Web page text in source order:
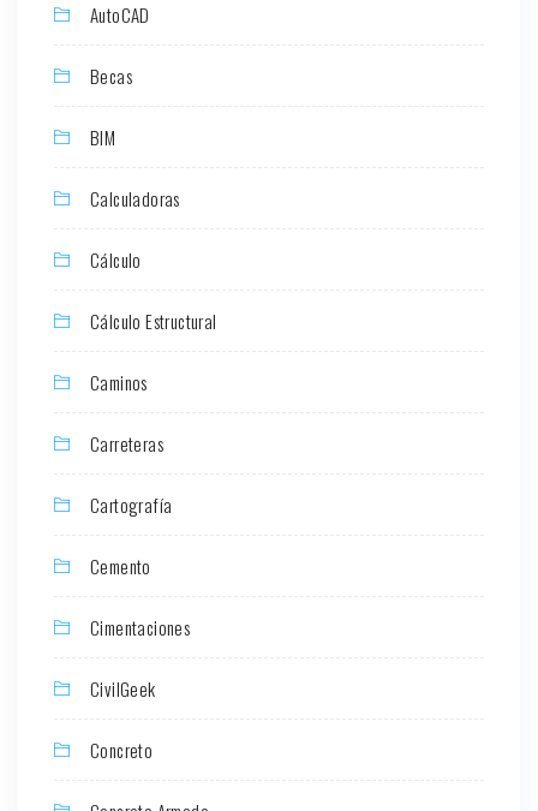
AutoCAD
Becas
BIM
Calculadoras
Cálculo
Cálculo Estructural
Caminos
Carreteras
Cartografía
Cemento
Cimentaciones
CivilGeek
Concreto